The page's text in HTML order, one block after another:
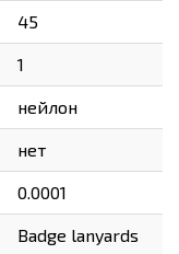
45
1
нейлон
нет
0.0001
Badge lanyards